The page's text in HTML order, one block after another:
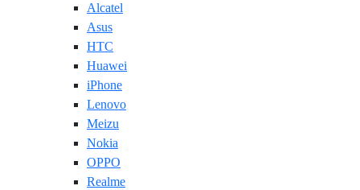
Alcatel
Asus
HTC
Huawei
iPhone
Lenovo
Meizu
Nokia
OPPO
Realme